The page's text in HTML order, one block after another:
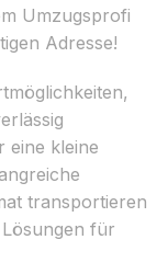
Umzugsprofi
Adresse!
eine kleine
transportieren
für